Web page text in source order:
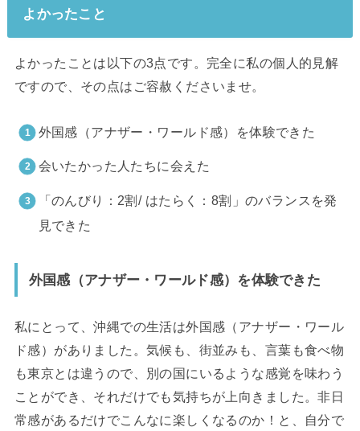
よかったこと
よかったことは以下の3点です。完全に私の個人的見解
ですので、その点はご容赦くださいませ。
外国感（アナザー・ワールド感）を体験できた
会いたかった人たちに会えた
「のんびり：2割/ はたらく：8割」のバランスを発
見できた
外国感（アナザー・ワールド感）を体験できた
私にとって、沖縄での生活は外国感（アナザー・ワール
ド感）がありました。気候も、街並みも、言葉も食べ物
も東京とは違うので、別の国にいるような感覚を味わう
ことができ、それだけでも気持ちが上向きました。非日
常感があるだけでこんなに楽しくなるのか！と、自分で